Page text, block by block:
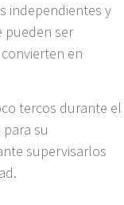
independientes y
pueden ser
en
tercos durante el
su
supervisarlos